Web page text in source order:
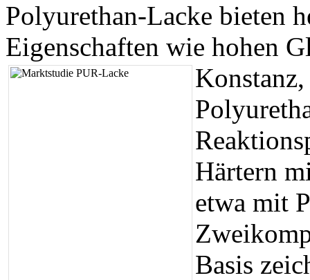
Polyurethan-Lacke bieten
Eigenschaften wie hohen
Härtern
etwa mit
Basis